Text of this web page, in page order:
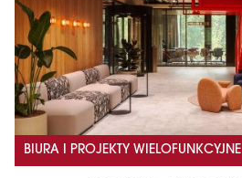
BIURA I PROJEKTY WIELOFUNKCYJNE